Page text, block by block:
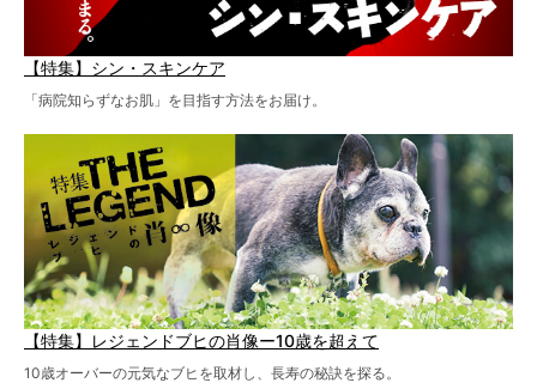
【特集】シン・スキンケア
「病院知らずなお肌」を目指す方法をお届け。
【特集】レジェンドブヒの肖像ー10歳を超えて
10歳オーバーの元気なブヒを取材し、長寿の秘訣を探る。